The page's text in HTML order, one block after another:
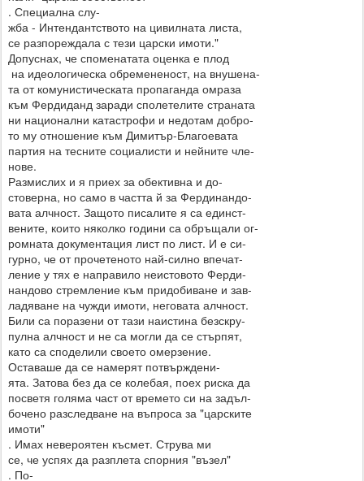
. Специална слу-
жба - Интендантството на цивилната листа,
се разпореждала с тези царски имоти."
Допуснах, че споменатата оценка е плод
на идеологическа обремененост, на внушена-
та от комунистическата пропаганда омраза
към Фердиданд заради сполетелите страната
ни национални катастрофи и недотам добро-
то му отношение към Димитър-Благоевата
партия на тесните социалисти и нейните чле-
нове.
Размислих и я приех за обективна и до-
стоверна, но само в частта й за Фердинандо-
вата алчност. Защото писалите я са единст-
вените, които няколко години са обръщали ог-
ромната документация лист по лист. И е си-
гурно, че от прочетеното най-силно впечат-
ление у тях е направило неистовото Ферди-
нандово стремление към придобиване и зав-
ладяване на чужди имоти, неговата алчност.
Били са поразени от тази наистина безскру-
пулна алчност и не са могли да се стърпят,
като са споделили своето омерзение.
Оставаше да се намерят потвърждени-
ята. Затова без да се колебая, поех риска да
посветя голяма част от времето си на задъл-
бочено разследване на въпроса за "царските
имоти"
. Имах невероятен късмет. Струва ми
се, че успях да разплета спорния "възел"
. По-